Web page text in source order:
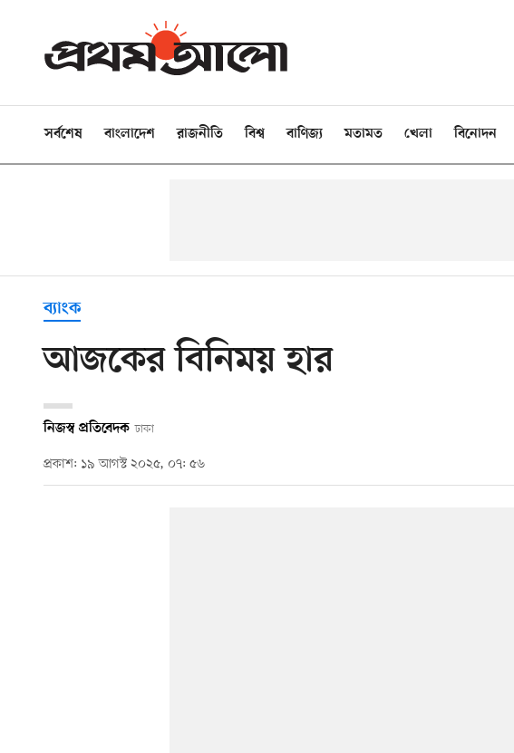
সর্বশেষ বাংলাদেশ রাজনীতি বিশ্ব বাণিজ্য মতামত খেলা বিনোদন
ব্যাংক
আজকের বিনিময় হার
নিজস্ব প্রতিবেদক ঢাকা
প্রকাশ: ১৯ আগস্ট ২০২৫, ০৭: ৫৬